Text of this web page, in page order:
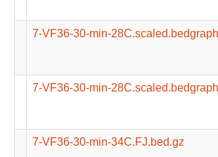
7-VF36-30-min-
7-VF36-30-min-
7-VF36-30-min-34C.FJ.bed.gz